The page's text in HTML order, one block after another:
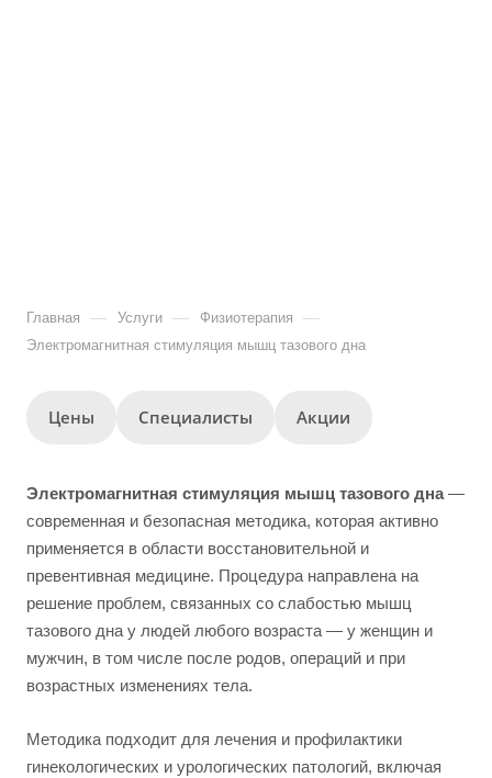
Главная — Услуги — Физиотерапия —
Электромагнитная стимуляция мышц тазового дна
Цены Специалисты Акции
Электромагнитная стимуляция мышц тазового дна—
современная и безопасная методика, которая активно
применяется в области восстановительной и
превентивная медицине. Процедура направлена на
решение проблем, связанных со слабостью мышц
тазового дна у людей любого возраста — у женщин и
мужчин, в том числе после родов, операций и при
возрастных изменениях тела.
Методика подходит для лечения и профилактики
гинекологических и урологических патологий, включая